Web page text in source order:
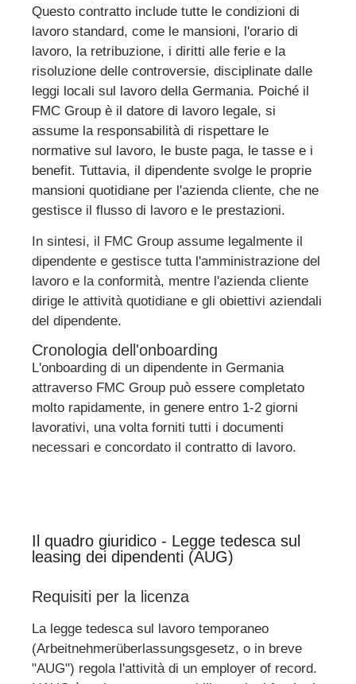
Questo contratto include tutte le condizioni di
lavoro standard, come le mansioni, l'orario di
lavoro, la retribuzione, i diritti alle ferie e la
risoluzione delle controversie, disciplinate dalle
leggi locali sul lavoro della Germania. Poiché il
FMC Group è il datore di lavoro legale, si
assume la responsabilità di rispettare le
normative sul lavoro, le buste paga, le tasse e i
benefit. Tuttavia, il dipendente svolge le proprie
mansioni quotidiane per l'azienda cliente, che ne
gestisce il flusso di lavoro e le prestazioni.
In sintesi, il FMC Group assume legalmente il
dipendente e gestisce tutta l'amministrazione del
lavoro e la conformità, mentre l'azienda cliente
dirige le attività quotidiane e gli obiettivi aziendali
del dipendente.
Cronologia dell'onboarding
L'onboarding di un dipendente in Germania
attraverso FMC Group può essere completato
molto rapidamente, in genere entro 1-2 giorni
lavorativi, una volta forniti tutti i documenti
necessari e concordato il contratto di lavoro.
Il quadro giuridico - Legge tedesca sul
leasing dei dipendenti (AUG)
Requisiti per la licenza
La legge tedesca sul lavoro temporaneo
(Arbeitnehmerüberlassungsgesetz, o in breve
"AUG") regola l'attività di un employer of record.